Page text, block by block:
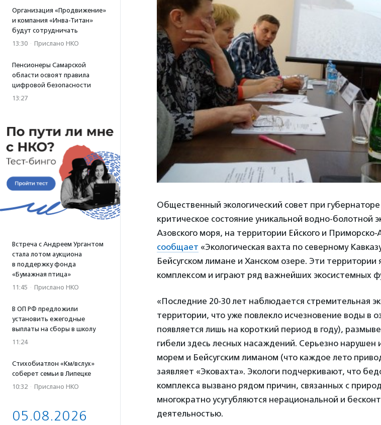
Организация «Продвижение»
и компания «Инва-Титан»
будут сотрудничать
13:30 · Прислано НКО
Пенсионеры Самарской
области освоят правила
цифровой безопасности
13:27
Встреча с Андреем Ургантом
стала лотом аукциона
в поддержку фонда
«Бумажная птица»
11:45 · Прислано НКО
В ОП РФ предложили
установить ежегодные
выплаты на сборы в школу
11:24
Стихобиатлон «Км/вслух»
соберет семьи в Липецке
10:32 · Прислано НКО
05.08.2026
Общественный экологический совет при
критическое состояние уникальной водно-болотной
Азовского моря, на территории Ейского и
сообщает «Экологическая вахта по северному
Бейсугском лимане и Ханском озере. Эти
комплексом и играют ряд важнейших экосистемных
«Последние 20-30 лет наблюдается стремительная
территории, что уже повлекло исчезновение воды в
появляется лишь на короткий период в году),
гибели здесь лесных насаждений. Серьезно
морем и Бейсугским лиманом (что каждое лето
заявляет «Эковахта». Экологи подчеркивают, что
комплекса вызвано рядом причин, связанных с
многократно усугубляются нерациональной и
деятельностью.